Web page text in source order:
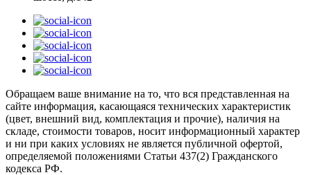
Обращаем ваше внимание на то, что вся представленная на
сайте информация, касающаяся технических характеристик
(цвет, внешний вид, комплектация и прочие), наличия на
складе, стоимости товаров, носит информационный характер
и ни при каких условиях не является публичной офертой,
определяемой положениями Статьи 437(2) Гражданского
кодекса РФ.